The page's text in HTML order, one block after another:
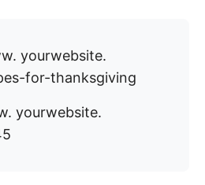
yourwebsite.
for-thanksgiving
yourwebsite.